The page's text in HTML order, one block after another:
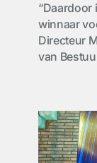
“Daardoor
winnaar
Directeur
van